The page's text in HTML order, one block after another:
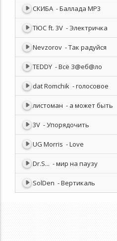
СКИБА - Баллада MP3
ТЮС ft. 3V - Электричка
Nevzorov - Так радуйся
TEDDY - Всё З@еб@ло
dat Romchik - голосовое
листоман - а может быть
3V - Упорядочить
UG Morris - Love
Dr.S... - мир на паузу
SolDen - Вертикаль